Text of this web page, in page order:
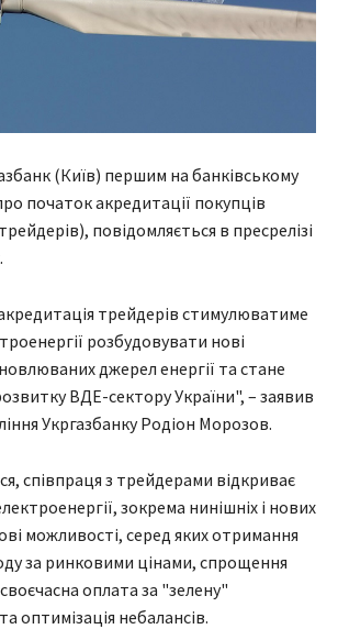
(Київ) першим на банківському
початок акредитації покупців
повідомляється в пресрелізі
трейдерів стимулюватиме
розбудовувати нові
джерел енергії та стане
ВДЕ-сектору України", – заявив
Укргазбанку Родіон Морозов.
співпраця з трейдерами відкриває
зокрема нинішніх і нових
можливості, серед яких отримання
за ринковими цінами, спрощення
оплата за "зелену"
оптимізація небалансів.